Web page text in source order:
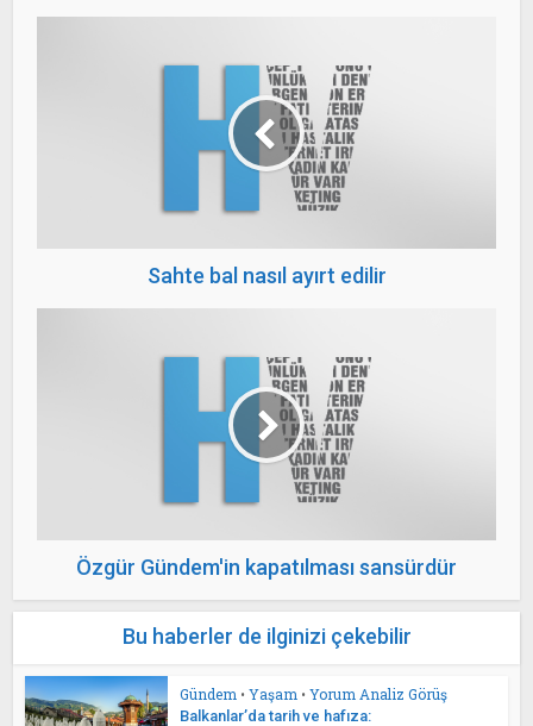
Sahte bal nasıl ayırt edilir
Özgür Gündem'in kapatılması sansürdür
Bu haberler de ilginizi çekebilir
Gündem • Yaşam • Yorum Analiz Görüş
Balkanlar’da tarih ve hafıza: